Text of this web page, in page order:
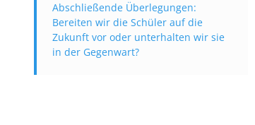
Abschließende Überlegungen:
Bereiten wir die Schüler auf die
Zukunft vor oder unterhalten wir sie
in der Gegenwart?